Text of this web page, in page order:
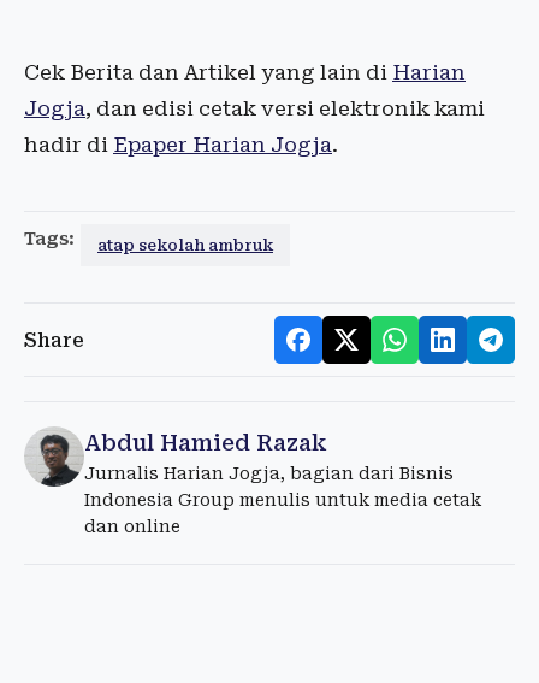
Cek Berita dan Artikel yang lain di Harian
Jogja, dan edisi cetak versi elektronik kami
hadir di Epaper Harian Jogja.
Tags: atap sekolah ambruk
Share
Abdul Hamied Razak
Jurnalis Harian Jogja, bagian dari Bisnis
Indonesia Group menulis untuk media cetak
dan online